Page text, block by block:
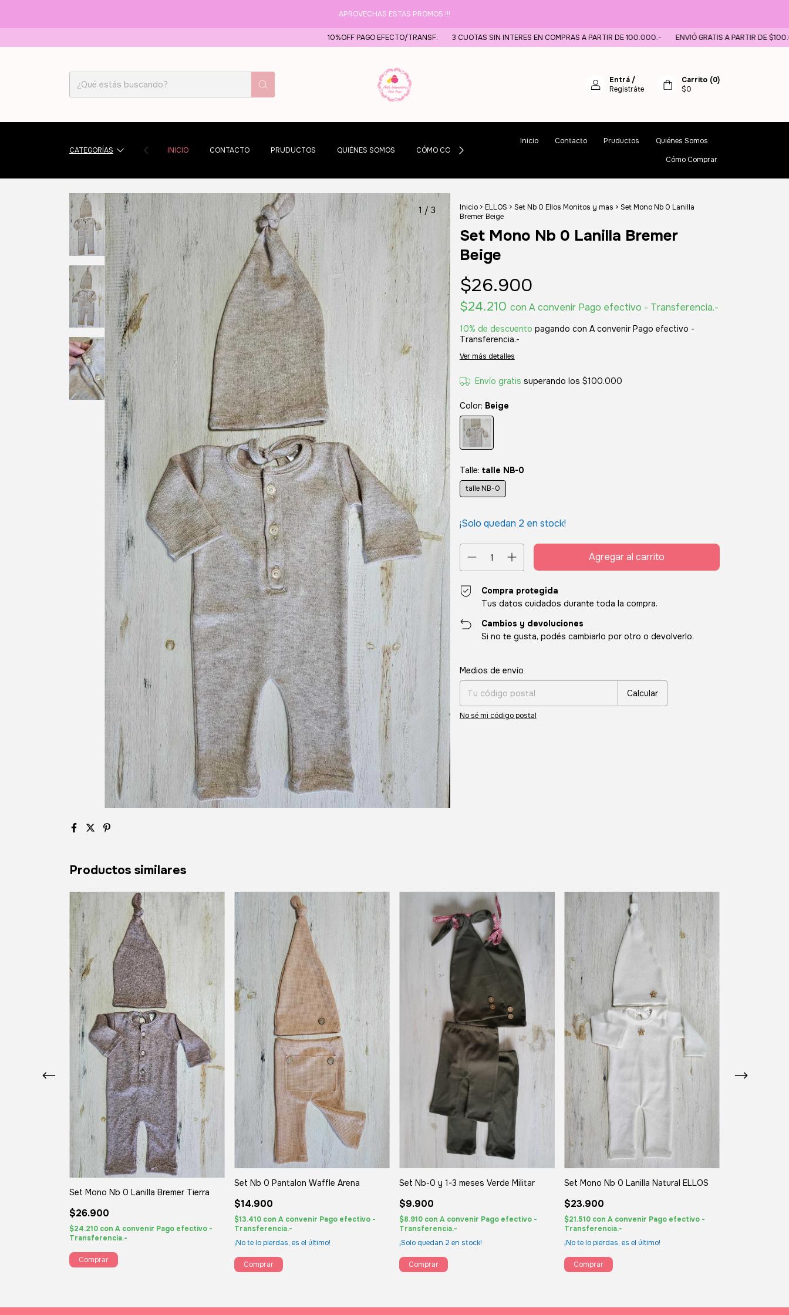
APROVECHAS ESTAS PROMOS !!!
10%OFF PAGO EFECTO/TRANSF. 3 CUOTAS SIN INTERES EN COMPRAS A PARTIR DE 100.000.- ENVIÓ GRATIS A PARTIR DE $100.000.-
Entrá /
Registráte
Carrito (0)
$0
CATEGORÍAS INICIO CONTACTO PRUDUCTOS QUIÉNES SOMOS CÓMO COMPRAR
Inicio Contacto Pruductos
Quiénes Somos
Cómo Comprar
1 / 3 Inicio > ELLOS > Set Nb 0 Ellos Monitos y mas > Set Mono Nb 0 Lanilla
Bremer Beige
Set Mono Nb 0 Lanilla Bremer
Beige
$26.900
$24.210 con A convenir Pago efectivo - Transferencia.-
10% de descuento pagando con A convenir Pago efectivo -
Transferencia.-
Ver más detalles
Envío gratis superando los$100.000
Color: Beige
Talle: talle NB-0
talle NB-0
¡Solo quedan 2 en stock!
Compra protegida
Tus datos cuidados durante toda la compra.
Cambios y devoluciones
Si no te gusta, podés cambiarlo por otro o devolverlo.
Entregas para el CP:
Medios de envío
Calcular
No sé mi código postal
Productos similares
Set Mono Nb 0 Lanilla Bremer Tierra
$26.900
$24.210 con A convenir Pago efectivo -
Transferencia.-
Comprar
Set Nb 0 Pantalon Waffle Arena
$14.900
$13.410 con A convenir Pago efectivo -
Transferencia.-
¡No te lo pierdas, es el último!
Comprar
Set Nb-0 y 1-3 meses Verde Militar
$9.900
$8.910 con A convenir Pago efectivo -
Transferencia.-
¡Solo quedan 2 en stock!
Comprar
Set Mono Nb 0 Lanilla Natural ELLOS
$23.900
$21.510 con A convenir Pago efectivo -
Transferencia.-
¡No te lo pierdas, es el último!
Comprar